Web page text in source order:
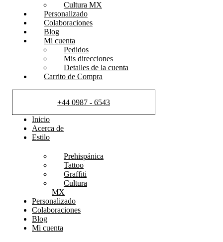
Cultura MX
Personalizado
Colaboraciones
Blog
Mi cuenta
Pedidos
Mis direcciones
Detalles de la cuenta
Carrito de Compra
+44 0987 - 6543
Inicio
Acerca de
Estilo
Prehispánica
Tattoo
Graffiti
Cultura
MX
Personalizado
Colaboraciones
Blog
Mi cuenta